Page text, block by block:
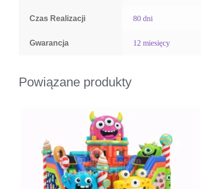
Czas Realizacji 80 dni
Gwarancja 12 miesięcy
Powiązane produkty